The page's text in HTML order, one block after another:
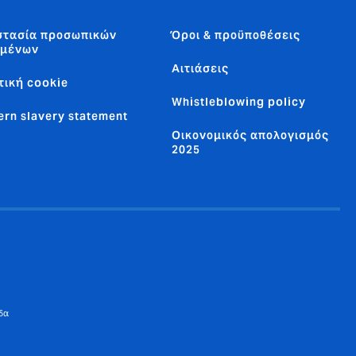
προσωπικών
cookie
slavery statement
Όροι & προϋποθέσεις
Αιτιάσεις
Whistleblowing policy
Οικονομικός απολογισμός
2025